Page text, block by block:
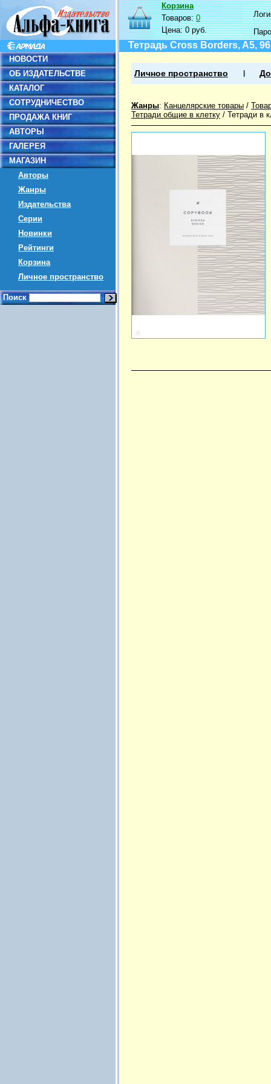
НОВОСТИ
ОБ ИЗДАТЕЛЬСТВЕ
КАТАЛОГ
СОТРУДНИЧЕСТВО
ПРОДАЖА КНИГ
АВТОРЫ
ГАЛЕРЕЯ
МАГАЗИН
Авторы
Жанры
Издательства
Серии
Новинки
Рейтинги
Корзина
Личное пространство
Поиск
Корзина
Товаров:0
Цена:0 руб.
Тетрадь Cross Borders, A5,
Личное пространство
Жанры: Канцелярские товары /
Тетради общие в клетку / Тетради в